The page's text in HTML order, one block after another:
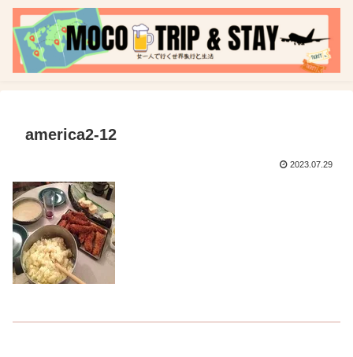
america2-12
2023.07.29